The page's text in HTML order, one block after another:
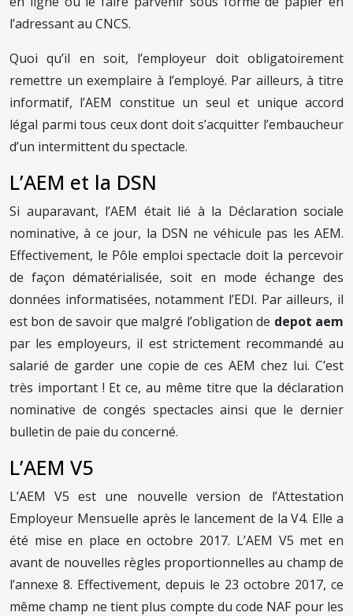
l’adressant au CNCS.
Quoi qu’il en soit, l’employeur doit obligatoirement
remettre un exemplaire à l’employé. Par ailleurs, à titre
informatif, l’AEM constitue un seul et unique accord
légal parmi tous ceux dont doit s’acquitter l’embaucheur
d’un intermittent du spectacle.
L’AEM et la DSN
Si auparavant, l’AEM était lié à la Déclaration sociale
nominative, à ce jour, la DSN ne véhicule pas les AEM.
Effectivement, le Pôle emploi spectacle doit la percevoir
de façon dématérialisée, soit en mode échange des
données informatisées, notamment l’EDI. Par ailleurs, il
est bon de savoir que malgré l’obligation de depot aem
par les employeurs, il est strictement recommandé au
salarié de garder une copie de ces AEM chez lui. C’est
très important ! Et ce, au même titre que la déclaration
nominative de congés spectacles ainsi que le dernier
bulletin de paie du concerné.
L’AEM V5
L’AEM V5 est une nouvelle version de l’Attestation
Employeur Mensuelle après le lancement de la V4. Elle a
été mise en place en octobre 2017. L’AEM V5 met en
avant de nouvelles règles proportionnelles au champ de
l’annexe 8. Effectivement, depuis le 23 octobre 2017, ce
même champ ne tient plus compte du code NAF pour les